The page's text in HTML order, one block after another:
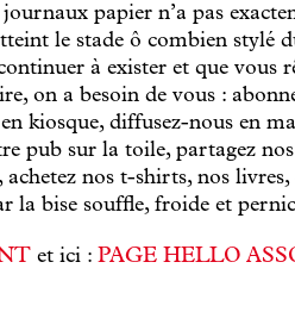
papier n’a pas
le stade ô combien stylé
à exister et que vous
on a besoin de vous :
kiosque, diffusez-nous en
pub sur la toile, partagez
achetez nos t-shirts, nos
la bise souffle, froide et
et ici : PAGE HELLO